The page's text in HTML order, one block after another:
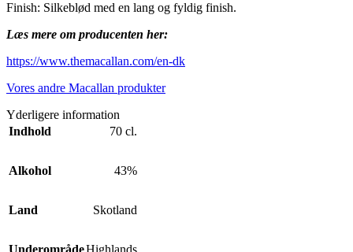
Finish: Silkeblød med en lang og fyldig finish.
Læs mere om producenten her:
https://www.themacallan.com/en-dk
Vores andre Macallan produkter
Yderligere information
Indhold
70 cl.
Alkohol 43%
Land Skotland